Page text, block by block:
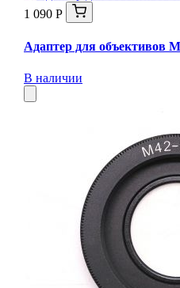
1 090 Р
Адаптер для объективов
В наличии